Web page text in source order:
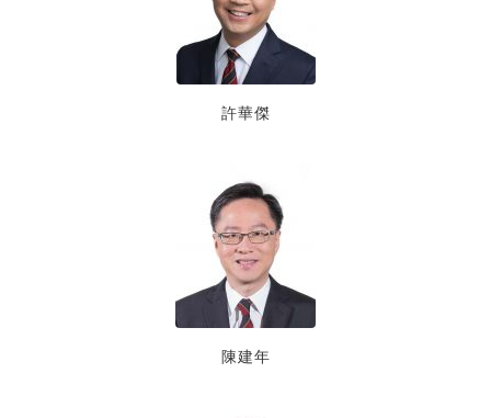
許華傑
陳建年